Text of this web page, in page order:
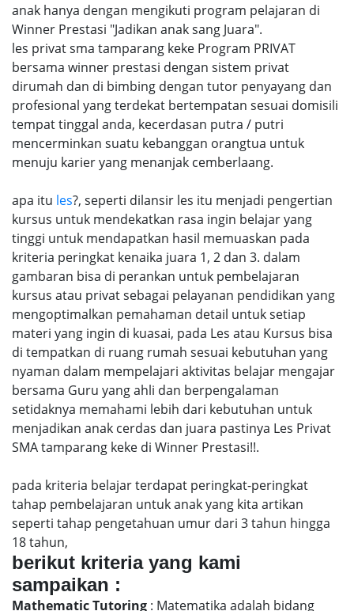
anak hanya dengan mengikuti program pelajaran di
Winner Prestasi "Jadikan anak sang Juara".
les privat sma tamparang keke Program PRIVAT
bersama winner prestasi dengan sistem privat
dirumah dan di bimbing dengan tutor penyayang dan
profesional yang terdekat bertempatan sesuai domisili
tempat tinggal anda, kecerdasan putra / putri
mencerminkan suatu kebanggan orangtua untuk
menuju karier yang menanjak cemberlaang.
apa itu les?, seperti dilansir les itu menjadi pengertian
kursus untuk mendekatkan rasa ingin belajar yang
tinggi untuk mendapatkan hasil memuaskan pada
kriteria peringkat kenaika juara 1, 2 dan 3. dalam
gambaran bisa di perankan untuk pembelajaran
kursus atau privat sebagai pelayanan pendidikan yang
mengoptimalkan pemahaman detail untuk setiap
materi yang ingin di kuasai, pada Les atau Kursus bisa
di tempatkan di ruang rumah sesuai kebutuhan yang
nyaman dalam mempelajari aktivitas belajar mengajar
bersama Guru yang ahli dan berpengalaman
setidaknya memahami lebih dari kebutuhan untuk
menjadikan anak cerdas dan juara pastinya Les Privat
SMA tamparang keke di Winner Prestasi!!.
pada kriteria belajar terdapat peringkat-peringkat
tahap pembelajaran untuk anak yang kita artikan
seperti tahap pengetahuan umur dari 3 tahun hingga
18 tahun,
berikut kriteria yang kami
sampaikan :
Mathematic Tutoring : Matematika adalah bidang